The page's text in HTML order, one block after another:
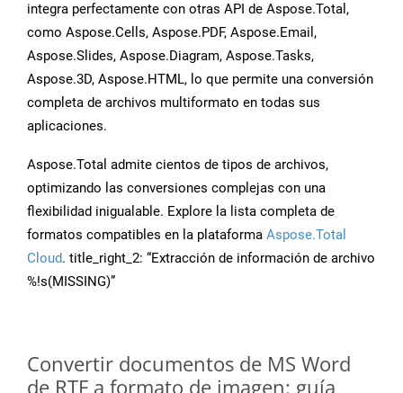
integra perfectamente con otras API de Aspose.Total,
como Aspose.Cells, Aspose.PDF, Aspose.Email,
Aspose.Slides, Aspose.Diagram, Aspose.Tasks,
Aspose.3D, Aspose.HTML, lo que permite una conversión
completa de archivos multiformato en todas sus
aplicaciones.
Aspose.Total admite cientos de tipos de archivos,
optimizando las conversiones complejas con una
flexibilidad inigualable. Explore la lista completa de
formatos compatibles en la plataforma Aspose.Total
Cloud. title_right_2: “Extracción de información de archivo
%!s(MISSING)”
Convertir documentos de MS Word
de RTF a formato de imagen: guía